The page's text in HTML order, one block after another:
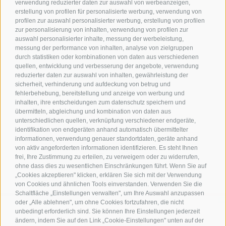
verwendung reduzierter daten zur auswahl von werbeanzeigen,
erstellung von profilen für personalisierte werbung, verwendung von
profilen zur auswahl personalisierter werbung, erstellung von profilen
zur personalisierung von inhalten, verwendung von profilen zur
auswahl personalisierter inhalte, messung der werbeleistung,
messung der performance von inhalten, analyse von zielgruppen
durch statistiken oder kombinationen von daten aus verschiedenen
quellen, entwicklung und verbesserung der angebote, verwendung
reduzierter daten zur auswahl von inhalten, gewährleistung der
sicherheit, verhinderung und aufdeckung von betrug und
fehlerbehebung, bereitstellung und anzeige von werbung und
inhalten, ihre entscheidungen zum datenschutz speichern und
übermitteln, abgleichung und kombination von daten aus
unterschiedlichen quellen, verknüpfung verschiedener endgeräte,
identifikation von endgeräten anhand automatisch übermittelter
informationen, verwendung genauer standortdaten, geräte anhand
von aktiv angeforderten informationen identifizieren. Es steht Ihnen
frei, Ihre Zustimmung zu erteilen, zu verweigern oder zu widerrufen,
ohne dass dies zu wesentlichen Einschränkungen führt. Wenn Sie auf
„Cookies akzeptieren" klicken, erklären Sie sich mit der Verwendung
von Cookies und ähnlichen Tools einverstanden. Verwenden Sie die
Schaltfläche „Einstellungen verwalten", um Ihre Auswahl anzupassen
oder „Alle ablehnen", um ohne Cookies fortzufahren, die nicht
unbedingt erforderlich sind. Sie können Ihre Einstellungen jederzeit
ändern, indem Sie auf den Link „Cookie-Einstellungen" unten auf der
Kontakt
Tourist Info Leifers
Branzoll Pfatten
J.-F.-Kennedy-Str. 88
39055 Leifers
Tel.+39 0471 950 420
info@laives-leifers.it